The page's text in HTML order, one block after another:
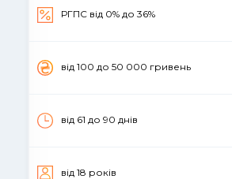
РГПС вiд 0% до 36%
вiд 100 до 50 000 гривень
від 61 до 90 днів
вiд 18 рокiв